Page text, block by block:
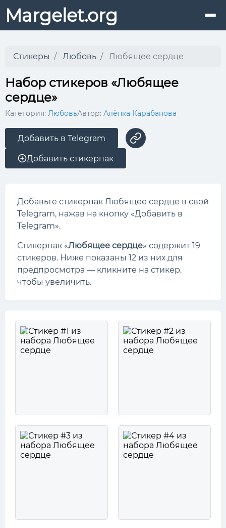
Margelet.org
Стикеры Любовь Любящее сердце
Набор стикеров «Любящее
сердце»
Категория: ЛюбовьАвтор: Алёнка Карабанова
Добавить в Telegram
Добавить стикерпак
Добавьте стикерпак Любящее сердце в свой
Telegram, нажав на кнопку «Добавить в
Telegram».
Стикерпак «Любящее сердце» содержит 19
стикеров. Ниже показаны 12 из них для
предпросмотра — кликните на стикер,
чтобы увеличить.